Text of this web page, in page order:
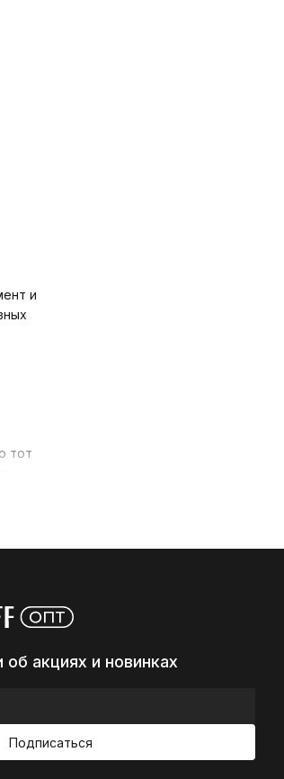
и
тот
такие
акциях и новинках
Подписаться